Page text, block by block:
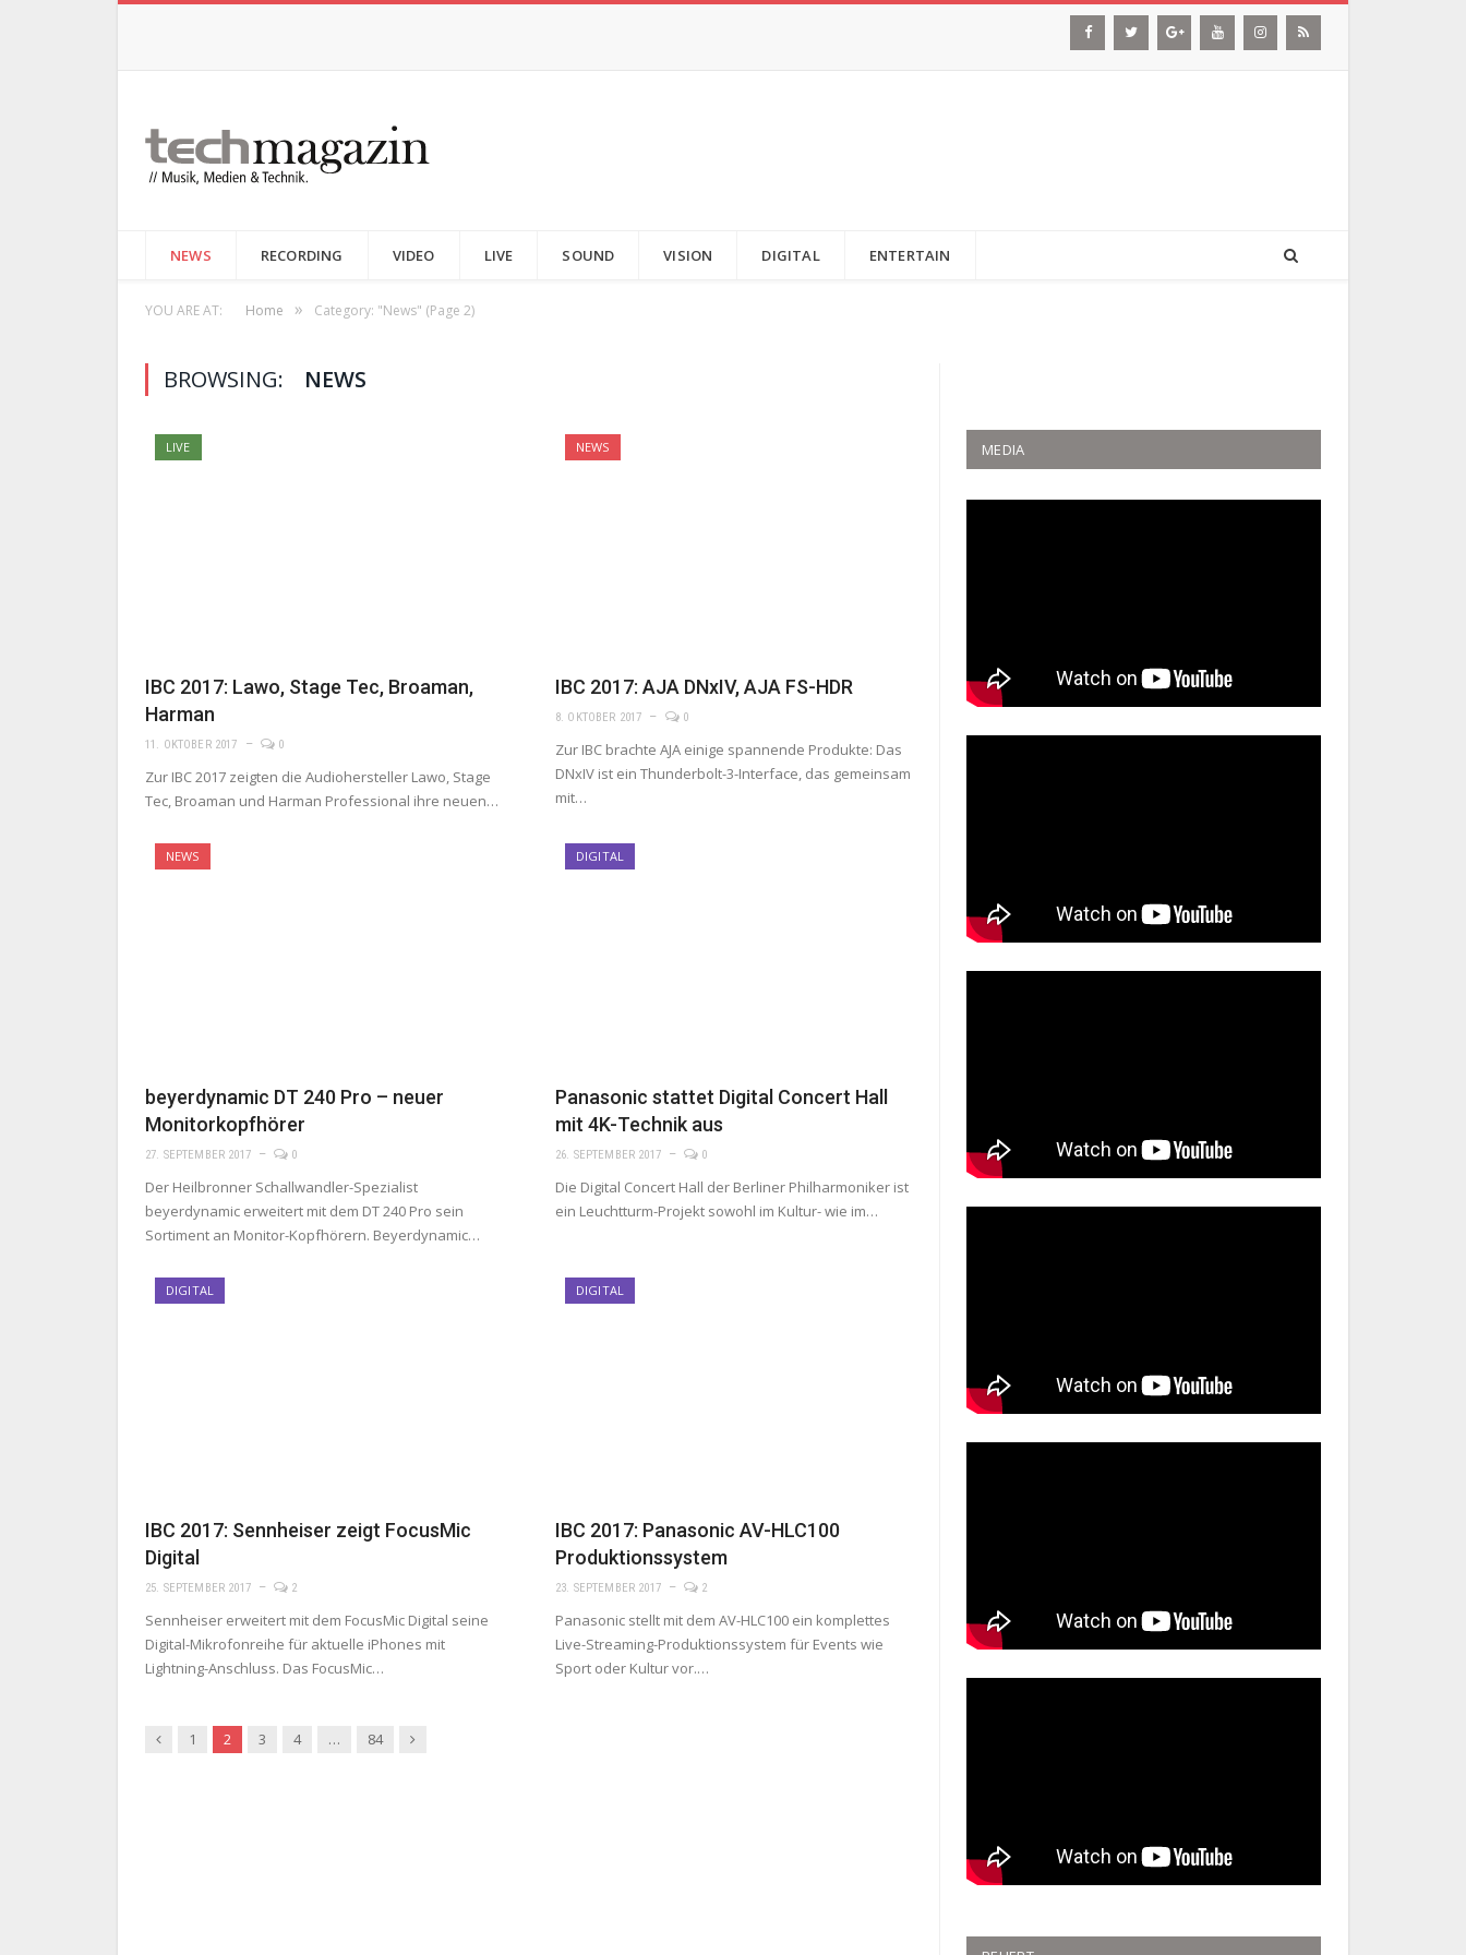
NEWS RECORDING VIDEO LIVE SOUND VISION DIGITAL ENTERTAIN
YOU ARE AT: Home » Category: "News" (Page 2)
BROWSING: NEWS
LIVE
IBC 2017: Lawo, Stage Tec, Broaman,
Harman
11. OKTOBER 2017 0
Zur IBC 2017 zeigten die Audiohersteller Lawo, Stage
Tec, Broaman und Harman Professional ihre neuen…
NEWS
IBC 2017: AJA DNxIV, AJA FS-HDR
8. OKTOBER 2017 0
Zur IBC brachte AJA einige spannende Produkte: Das
DNxIV ist ein Thunderbolt-3-Interface, das gemeinsam
mit…
NEWS
beyerdynamic DT 240 Pro – neuer
Monitorkopfhörer
27. SEPTEMBER 2017 0
Der Heilbronner Schallwandler-Spezialist
beyerdynamic erweitert mit dem DT 240 Pro sein
Sortiment an Monitor-Kopfhörern. Beyerdynamic…
DIGITAL
Panasonic stattet Digital Concert Hall
mit 4K-Technik aus
26. SEPTEMBER 2017 0
Die Digital Concert Hall der Berliner Philharmoniker ist
ein Leuchtturm-Projekt sowohl im Kultur- wie im…
DIGITAL
IBC 2017: Sennheiser zeigt FocusMic
Digital
25. SEPTEMBER 2017 2
Sennheiser erweitert mit dem FocusMic Digital seine
Digital-Mikrofonreihe für aktuelle iPhones mit
Lightning-Anschluss. Das FocusMic…
DIGITAL
IBC 2017: Panasonic AV-HLC100
Produktionssystem
23. SEPTEMBER 2017 2
Panasonic stellt mit dem AV-HLC100 ein komplettes
Live-Streaming-Produktionssystem für Events wie
Sport oder Kultur vor.…
Previous
1 2 3 4 … 84 Next
MEDIA